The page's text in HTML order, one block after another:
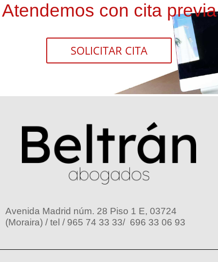
Atendemos con cita previa
SOLICITAR CITA
Avenida Madrid núm. 28 Piso 1 E, 03724
(Moraira) / tel / 965 74 33 33/ 696 33 06 93